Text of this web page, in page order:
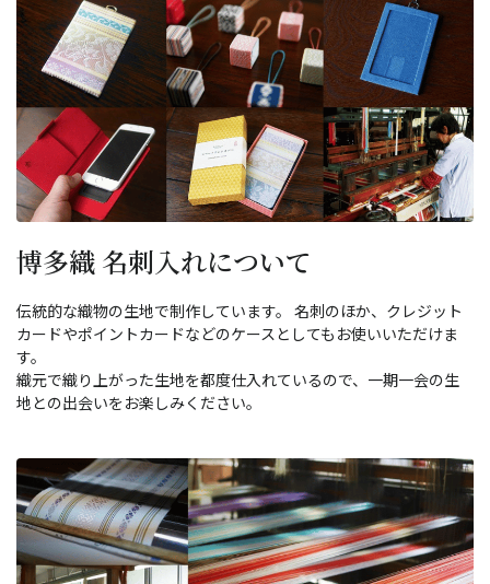
博多織 名刺入れについて
伝統的な織物の生地で制作しています。 名刺のほか、クレジット
カードやポイントカードなどのケースとしてもお使いいただけま
す。
織元で織り上がった生地を都度仕入れているので、一期一会の生
地との出会いをお楽しみください。